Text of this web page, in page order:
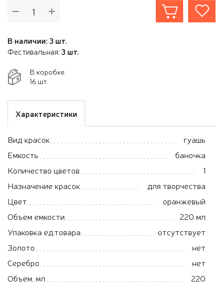
В наличии: 3 шт.
Фестивальная:3 шт.
В коробке
16 шт.
Характеристики
Вид красок
гуашь
Емкость
баночка
Количество цветов
1
Назначение красок
для творчества
Цвет
оранжевый
Объем емкости
220 мл
Упаковка ед.товара
отсутствует
Золото
нет
Серебро
нет
Объем, мл
220